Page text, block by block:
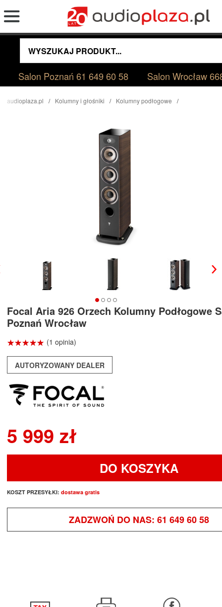
Salon Poznań61 649 60 58 Salon Wrocław
audioplaza.pl Kolumny i głośniki
Kolumny podłogowe
Focal Aria 926 Orzech Kolumny Podłogowe
Poznań Wrocław
☆☆☆☆☆
★★★★★ (1 opinia)
AUTORYZOWANY DEALER
5 999 zł
DO KOSZYKA
KOSZT PRZESYŁKI: dostawa gratis
ZADZWOŃ DO NAS: 61 649 60 58